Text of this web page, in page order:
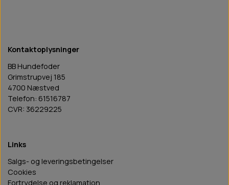
Kontaktoplysninger
BB Hundefoder
Grimstrupvej 185
4700 Næstved
Telefon: 61516787
CVR: 36229225
Links
Salgs- og leveringsbetingelser
Cookies
Fortrydelse og reklamation